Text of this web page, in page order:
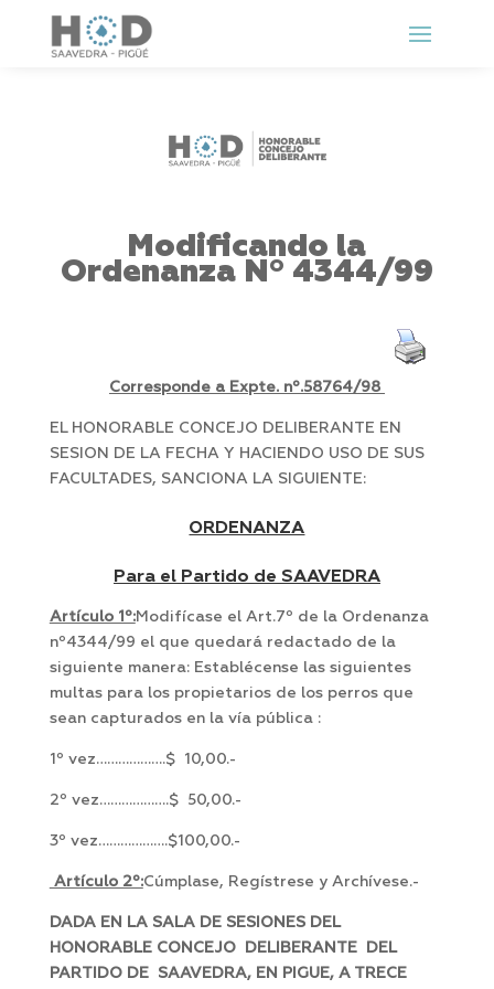
Modificando la
Ordenanza Nº 4344/99
Corresponde a Expte. nº.58764/98
EL HONORABLE CONCEJO DELIBERANTE EN
SESION DE LA FECHA Y HACIENDO USO DE SUS
FACULTADES, SANCIONA LA SIGUIENTE:
ORDENANZA
Para el Partido de SAAVEDRA
Artículo 1º:Modifícase el Art.7º de la Ordenanza
nº4344/99 el que quedará redactado de la
siguiente manera: Establécense las siguientes
multas para los propietarios de los perros que
sean capturados en la vía pública :
1º vez……………….$ 10,00.-
2º vez……………….$ 50,00.-
3º vez……………….$100,00.-
Artículo 2º:Cúmplase, Regístrese y Archívese.-
DADA EN LA SALA DE SESIONES DEL
HONORABLE CONCEJO DELIBERANTE DEL
PARTIDO DE SAAVEDRA, EN PIGUE, A TRECE